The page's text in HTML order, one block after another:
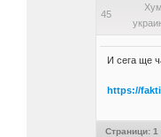
45
И сега ще
https://
Страници: 1